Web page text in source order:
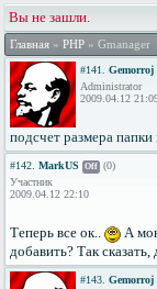
Вы не зашли.
Главная » PHP » Gmanager
#141. Gemorroj
Administrator
2009.04.12
подсчет размера папки
#142. MarkUS Off (0)
Участник
2009.04.12 22:10
Теперь все ок..
А
добавить? Так сказать,
#143. Gemorroj